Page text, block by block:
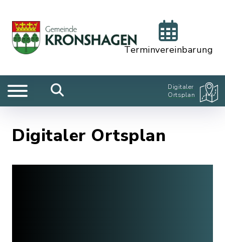
Terminvereinbarung
Digitaler
Ortsplan
Digitaler Ortsplan